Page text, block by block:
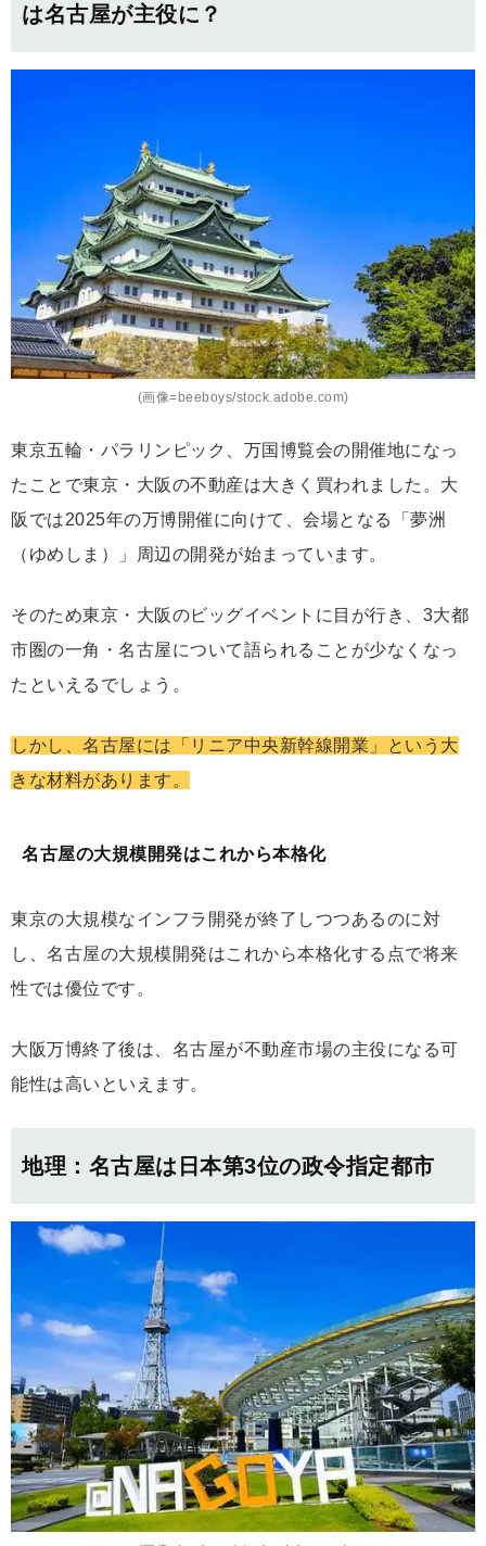
は名古屋が主役に？
(画像=beeboys/stock.adobe.com)
東京五輪・パラリンピック、万国博覧会の開催地になっ
たことで東京・大阪の不動産は大きく買われました。大
阪では2025年の万博開催に向けて、会場となる「夢洲
（ゆめしま）」周辺の開発が始まっています。
そのため東京・大阪のビッグイベントに目が行き、3大都
市圏の一角・名古屋について語られることが少なくなっ
たといえるでしょう。
しかし、名古屋には「リニア中央新幹線開業」という大
きな材料があります。
名古屋の大規模開発はこれから本格化
東京の大規模なインフラ開発が終了しつつあるのに対
し、名古屋の大規模開発はこれから本格化する点で将来
性では優位です。
大阪万博終了後は、名古屋が不動産市場の主役になる可
能性は高いといえます。
地理：名古屋は日本第3位の政令指定都市